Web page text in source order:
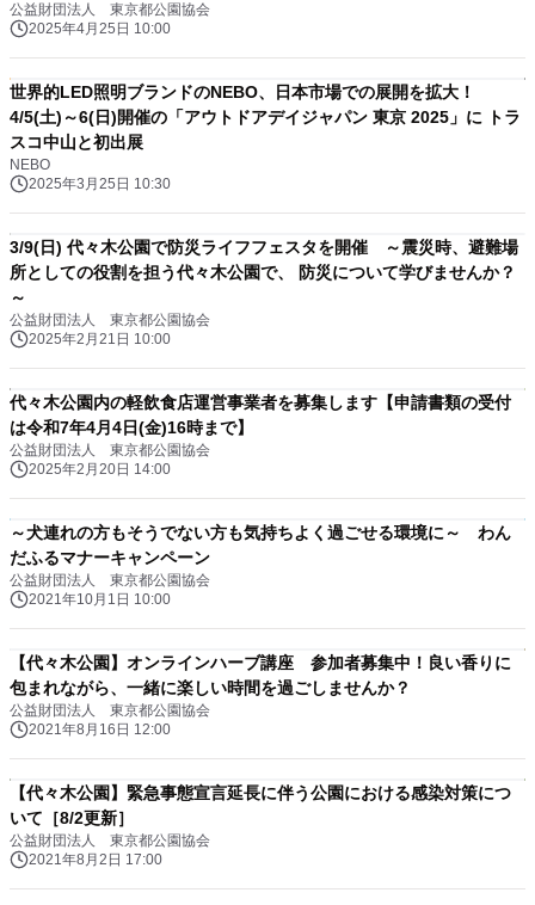
公益財団法人 東京都公園協会
2025年4月25日 10:00
世界的LED照明ブランドのNEBO、日本市場での展開を拡大！
4/5(土)～6(日)開催の「アウトドアデイジャパン 東京 2025」に トラ
スコ中山と初出展
NEBO
2025年3月25日 10:30
3/9(日) 代々木公園で防災ライフフェスタを開催 ～震災時、避難場
所としての役割を担う代々木公園で、 防災について学びませんか？
～
公益財団法人 東京都公園協会
2025年2月21日 10:00
代々木公園内の軽飲食店運営事業者を募集します【申請書類の受付
は令和7年4月4日(金)16時まで】
公益財団法人 東京都公園協会
2025年2月20日 14:00
～犬連れの方もそうでない方も気持ちよく過ごせる環境に～ わん
だふるマナーキャンペーン
公益財団法人 東京都公園協会
2021年10月1日 10:00
【代々木公園】オンラインハーブ講座 参加者募集中！良い香りに
包まれながら、一緒に楽しい時間を過ごしませんか？
公益財団法人 東京都公園協会
2021年8月16日 12:00
【代々木公園】緊急事態宣言延長に伴う公園における感染対策につ
いて［8/2更新］
公益財団法人 東京都公園協会
2021年8月2日 17:00